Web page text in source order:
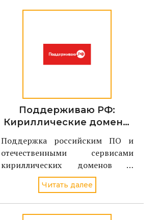
Поддерживаю РФ:
Кириллические домены
поддерживаться в
российском ПО и
сервисах
Поддержка российским ПО и
отечественными сервисами
кириллических доменов и
адресов электронной почты
станет ключевой задачей
проекта Поддерживаю.РФ в 2021
году. По словам директора
Читать далее